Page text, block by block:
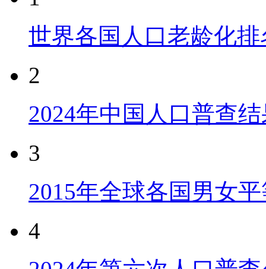
世界各国人口老龄化
2
2024年中国人口普查
3
2015年全球各国男女
4